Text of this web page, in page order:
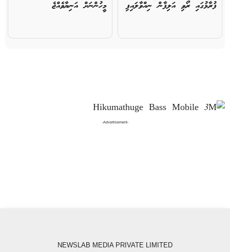
ފުރާޅުގައި ރޯވި އަލިފާން ނިއްވާލައިފި
މީހުންނަށް އަނިޔާވެއްޖެ
-Advertisement-
NEWSLAB MEDIA PRIVATE LIMITED